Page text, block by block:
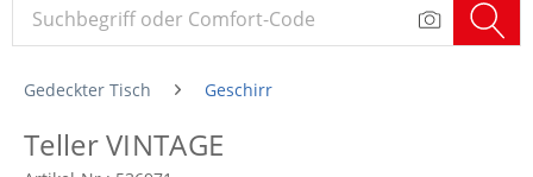
Gedeckter Tisch Geschirr
Teller VINTAGE